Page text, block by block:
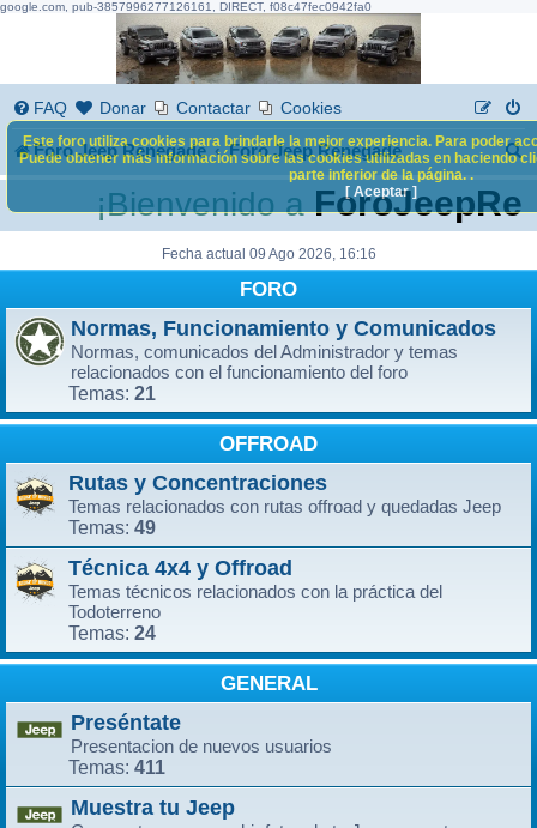
google.com, pub-3857996277126161, DIRECT, f08c47fec0942fa0
FAQ Donar Contactar Cookies
Foro Jeep Renegade Foro Jeep Renegade
B
s
¡Bienvenido a
Fecha actual 09 Ago 2026, 16:16
FORO
Normas, Funcionamiento y Comunicados
Normas, comunicados del Administrador y temas
relacionados con el funcionamiento del foro
Temas: 21
OFFROAD
Rutas y Concentraciones
Temas relacionados con rutas offroad y quedadas Jeep
Temas: 49
Técnica 4x4 y Offroad
Temas técnicos relacionados con la práctica del
Todoterreno
Temas: 24
GENERAL
Preséntate
Presentacion de nuevos usuarios
Temas: 411
Muestra tu Jeep
Este foro utiliza cookies para brindarle la mejor experiencia. Para poder
Puede obtener más información sobre las cookies utilizadas en haciendo
parte inferior de la página. .
[ Aceptar ]